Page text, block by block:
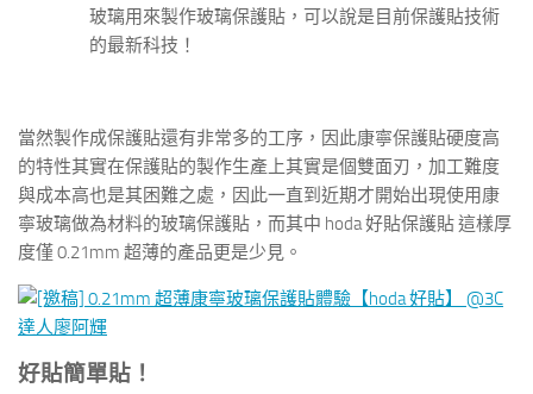
玻璃用來製作玻璃保護貼，可以說是目前保護貼技術
的最新科技！
當然製作成保護貼還有非常多的工序，因此康寧保護貼硬度高
的特性其實在保護貼的製作生產上其實是個雙面刃，加工難度
與成本高也是其困難之處，因此一直到近期才開始出現使用康
寧玻璃做為材料的玻璃保護貼，而其中 hoda 好貼保護貼 這樣厚
度僅 0.21mm 超薄的產品更是少見。
好貼簡單貼！